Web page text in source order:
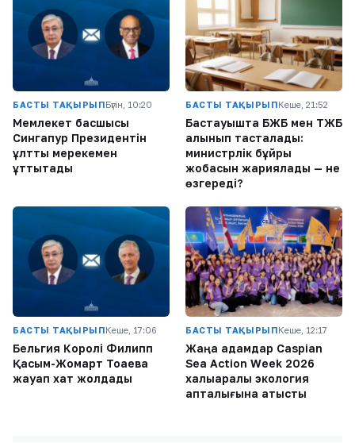
БАСТЫ ТАҚЫРЫПБүгін, 10:20
Мемлекет басшысы
Сингапур Президентін
ұлттық мерекемен
құттықтады
БАСТЫ ТАҚЫРЫПКеше, 21:52
Бастауышта БЖБ мен ТЖБ
алынып тасталады:
министрлік бұйрық
жобасын жариялады — не
өзгереді?
БАСТЫ ТАҚЫРЫПКеше, 17:06
Бельгия Королі Филипп
Қасым-Жомарт Тоқаевқа
жауап хат жолдады
БАСТЫ ТАҚЫРЫПКеше, 12:17
Жаңа адамдар Caspian
Sea Action Week 2026
халықаралық экология
апталығына қатысты